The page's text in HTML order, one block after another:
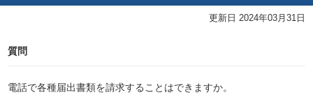
更新日 2024年03月31日
質問
電話で各種届出書類を請求することはできますか。